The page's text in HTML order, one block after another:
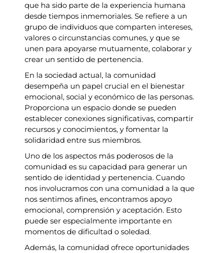
que ha sido parte de la experiencia humana
desde tiempos inmemoriales. Se refiere a un
grupo de individuos que comparten intereses,
valores o circunstancias comunes, y que se
unen para apoyarse mutuamente, colaborar y
crear un sentido de pertenencia.
En la sociedad actual, la comunidad
desempeña un papel crucial en el bienestar
emocional, social y económico de las personas.
Proporciona un espacio donde se pueden
establecer conexiones significativas, compartir
recursos y conocimientos, y fomentar la
solidaridad entre sus miembros.
Uno de los aspectos más poderosos de la
comunidad es su capacidad para generar un
sentido de identidad y pertenencia. Cuando
nos involucramos con una comunidad a la que
nos sentimos afines, encontramos apoyo
emocional, comprensión y aceptación. Esto
puede ser especialmente importante en
momentos de dificultad o soledad.
Además, la comunidad ofrece oportunidades